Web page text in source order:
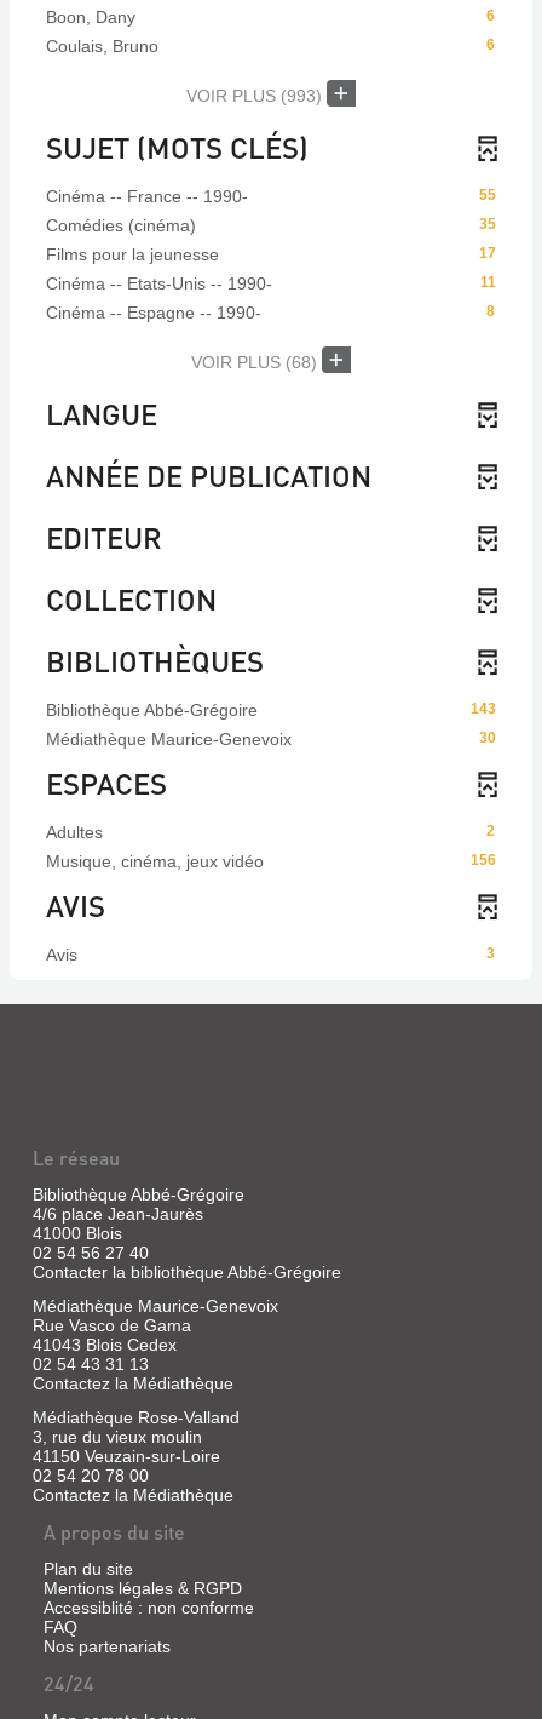
6
Boon, Dany
6
Coulais, Bruno
VOIR PLUS (993)
SUJET (MOTS CLÉS)
55
Cinéma -- France -- 1990-
35
Comédies (cinéma)
17
Films pour la jeunesse
11
Cinéma -- Etats-Unis -- 1990-
8
Cinéma -- Espagne -- 1990-
VOIR PLUS (68)
LANGUE
ANNÉE DE PUBLICATION
EDITEUR
COLLECTION
BIBLIOTHÈQUES
143
Bibliothèque Abbé-Grégoire
30
Médiathèque Maurice-Genevoix
ESPACES
2
Adultes
156
Musique, cinéma, jeux vidéo
AVIS
3
Avis
Le réseau
Bibliothèque Abbé-Grégoire
4/6 place Jean-Jaurès
41000 Blois
02 54 56 27 40
Contacter la bibliothèque Abbé-Grégoire
Médiathèque Maurice-Genevoix
Rue Vasco de Gama
41043 Blois Cedex
02 54 43 31 13
Contactez la Médiathèque
Médiathèque Rose-Valland
3, rue du vieux moulin
41150 Veuzain-sur-Loire
02 54 20 78 00
Contactez la Médiathèque
A propos du site
Plan du site
Mentions légales & RGPD
Accessiblité : non conforme
FAQ
Nos partenariats
24/24